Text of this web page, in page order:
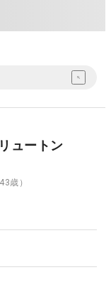
ュートン
43歳）